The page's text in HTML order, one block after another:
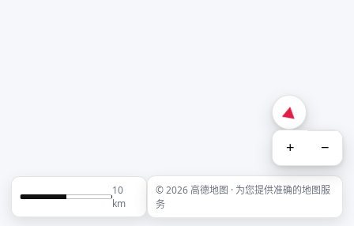
+ −
10
km
© 2026 高德地图 · 为您提供准确的地图服
务